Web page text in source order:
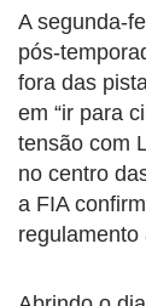
A segunda-
pós-
fora das
em “ir para
tensão com
no centro
a FIA
regulamento